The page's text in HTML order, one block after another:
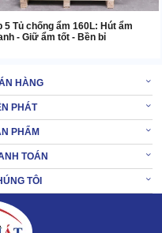
5 Tủ chống ẩm 160L: Hút ẩm
- Giữ ẩm tốt - Bền bỉ
HÀNG
PHÁT
PHẨM
TOÁN
TÔI